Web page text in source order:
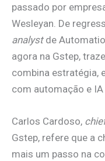
passado por
Wesleyan. De
analystde
agora na Gstep,
combina estratégia,
com automação e
Carlos Cardoso,
Gstep, refere que a
mais um passo na